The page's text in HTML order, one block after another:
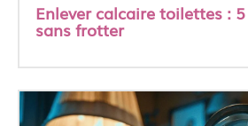
Enlever calcaire toilettes :
sans frotter